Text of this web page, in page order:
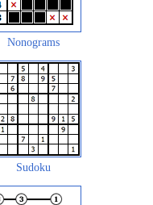
Nonograms
Sudoku